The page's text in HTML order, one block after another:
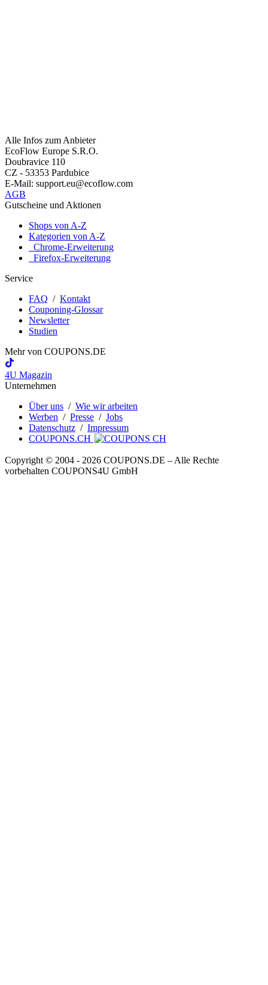
Alle Infos zum Anbieter
EcoFlow Europe S.R.O.
Doubravice 110
CZ - 53353 Pardubice
E-Mail: support.eu@ecoflow.com
AGB
Gutscheine und Aktionen
Shops von A-Z
Kategorien von A-Z
Chrome-Erweiterung
Firefox-Erweiterung
Service
FAQ / Kontakt
Couponing-Glossar
Newsletter
Studien
Mehr von COUPONS.DE
4U Magazin
Unternehmen
Über uns / Wie wir arbeiten
Werben / Presse / Jobs
Datenschutz / Impressum
COUPONS.CH
Copyright © 2004 ‐ 2026 COUPONS.DE – Alle Rechte
vorbehalten COUPONS4U GmbH